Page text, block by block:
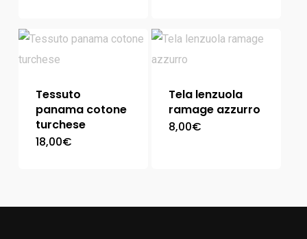
Tessuto
panama cotone
turchese
18,00€
Tela lenzuola
ramage azzurro
8,00€